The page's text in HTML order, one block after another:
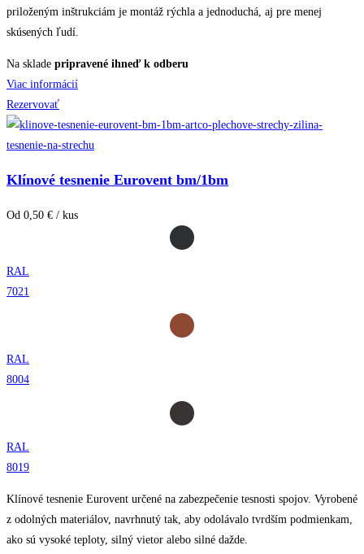
priloženým inštrukciám je montáž rýchla a jednoduchá, aj pre menej
skúsených ľudí.
Na sklade pripravené ihneď k odberu
Viac informácií
Rezervovať
Klínové tesnenie Eurovent bm/1bm
Od 0,50 € / kus
RAL
7021
RAL
8004
RAL
8019
Klínové tesnenie Eurovent určené na zabezpečenie tesnosti spojov. Vyrobené
z odolných materiálov, navrhnutý tak, aby odolávalo tvrdším podmienkam,
ako sú vysoké teploty, silný vietor alebo silné dažde.